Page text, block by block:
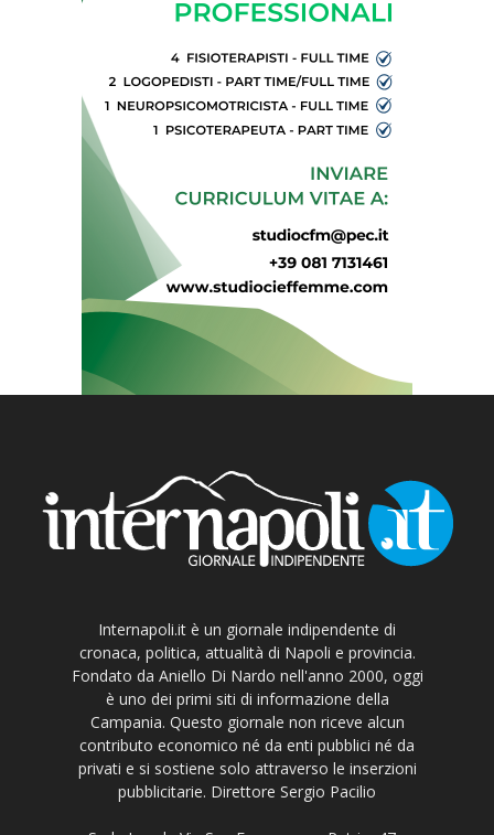
Internapoli.it è un giornale indipendente di
cronaca, politica, attualità di Napoli e provincia.
Fondato da Aniello Di Nardo nell'anno 2000, oggi
è uno dei primi siti di informazione della
Campania. Questo giornale non riceve alcun
contributo economico né da enti pubblici né da
privati e si sostiene solo attraverso le inserzioni
pubblicitarie. Direttore Sergio Pacilio